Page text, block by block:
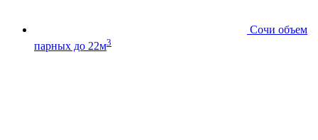
Сочи объем
парных до 22м3